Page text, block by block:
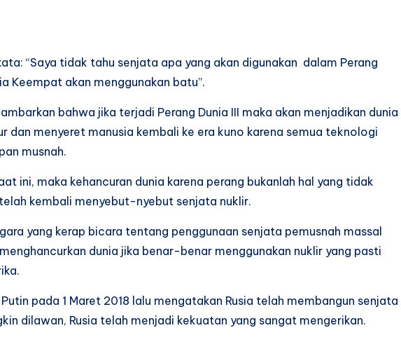
“Saya tidak tahu senjata apa yang akan digunakan dalam Perang
Keempat akan menggunakan batu”.
bahwa jika terjadi Perang Dunia III maka akan menjadikan dunia
dan menyeret manusia kembali ke era kuno karena semua teknologi
musnah.
ini, maka kehancuran dunia karena perang bukanlah hal yang tidak
kembali menyebut-nyebut senjata nuklir.
yang kerap bicara tentang penggunaan senjata pemusnah massal
dunia jika benar-benar menggunakan nuklir yang pasti
pada 1 Maret 2018 lalu mengatakan Rusia telah membangun senjata
dilawan, Rusia telah menjadi kekuatan yang sangat mengerikan.